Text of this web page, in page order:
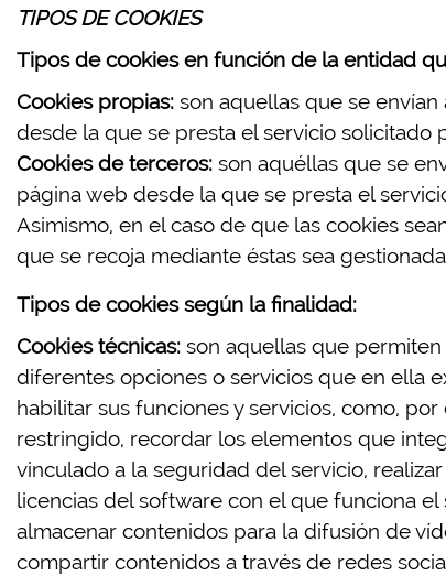
TIPOS DE COOKIES
Tipos de cookies en función de la entidad
Cookies propias: son aquellas que se
desde la que se presta el servicio solicitado
Cookies de terceros: son aquéllas que se
página web desde la que se presta el
Asimismo, en el caso de que las cookies
que se recoja mediante éstas sea
Tipos de cookies según la finalidad:
Cookies técnicas: son aquellas que
diferentes opciones o servicios que en ella
habilitar sus funciones y servicios, como,
restringido, recordar los elementos que
vinculado a la seguridad del servicio,
licencias del software con el que funciona
almacenar contenidos para la difusión de
compartir contenidos a través de redes